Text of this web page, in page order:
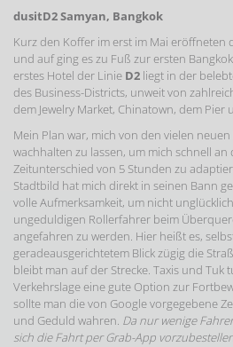
dusitD2 Samyan, Bangkok
Kurz den Koffer im erst im Mai eröffneten
und auf ging es zu Fuß zur ersten
erstes Hotel der Linie D2 liegt in der
des Business-Districts, unweit von
dem Jewelry Market, Chinatown, dem
Mein Plan war, mich von den vielen
wachhalten zu lassen, um mich schnell an
Zeitunterschied von 5 Stunden zu
Stadtbild hat mich direkt in seinen Bann
volle Aufmerksamkeit, um nicht
ungeduldigen Rollerfahrer beim
angefahren zu werden. Hier heißt es,
geradeausgerichtetem Blick zügig die
bleibt man auf der Strecke. Taxis und Tuk
Verkehrslage eine gute Option zur
sollte man die von Google vorgegebene
und Geduld wahren. Da nur wenige
sich die Fahrt per Grab-App